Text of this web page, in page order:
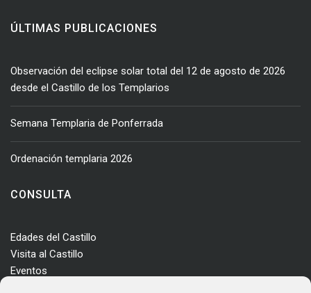
ÚLTIMAS PUBLICACIONES
Observación del eclipse solar total del 12 de agosto de 2026
desde el Castillo de los Templarios
Semana Templaria de Ponferrada
Ordenación templaria 2026
CONSULTA
Edades del Castillo
Visita al Castillo
Eventos